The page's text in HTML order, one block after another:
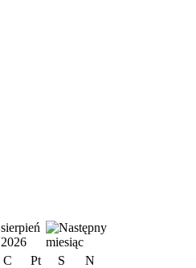
sierpień
2026
C Pt S
N